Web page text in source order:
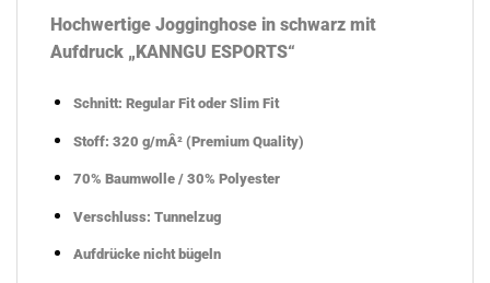
Hochwertige Jogginghose in schwarz mit
Aufdruck „KANNGU ESPORTS“
Schnitt: Regular Fit oder Slim Fit
Stoff: 320 g/mÂ²(Premium Quality)
70% Baumwolle / 30% Polyester
Verschluss: Tunnelzug
Aufdrücke nicht bügeln